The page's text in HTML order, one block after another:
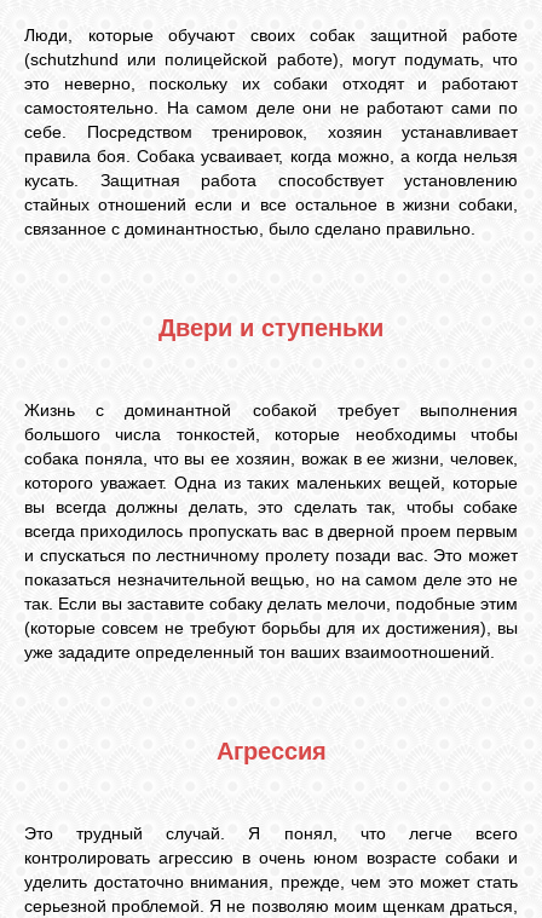
Люди, которые обучают своих собак защитной работе
(schutzhund или полицейской работе), могут подумать, что
это неверно, поскольку их собаки отходят и работают
самостоятельно. На самом деле они не работают сами по
себе. Посредством тренировок, хозяин устанавливает
правила боя. Собака усваивает, когда можно, а когда нельзя
кусать. Защитная работа способствует установлению
стайных отношений если и все остальное в жизни собаки,
связанное с доминантностью, было сделано правильно.
Двери и ступеньки
Жизнь с доминантной собакой требует выполнения
большого числа тонкостей, которые необходимы чтобы
собака поняла, что вы ее хозяин, вожак в ее жизни, человек,
которого уважает. Одна из таких маленьких вещей, которые
вы всегда должны делать, это сделать так, чтобы собаке
всегда приходилось пропускать вас в дверной проем первым
и спускаться по лестничному пролету позади вас. Это может
показаться незначительной вещью, но на самом деле это не
так. Если вы заставите собаку делать мелочи, подобные этим
(которые совсем не требуют борьбы для их достижения), вы
уже зададите определенный тон ваших взаимоотношений.
Агрессия
Это трудный случай. Я понял, что легче всего
контролировать агрессию в очень юном возрасте собаки и
уделить достаточно внимания, прежде, чем это может стать
серьезной проблемой. Я не позволяю моим щенкам драться,